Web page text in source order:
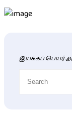
இயக்கப் பெயர்